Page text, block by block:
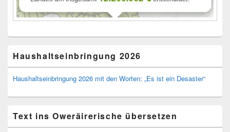
Haushaltseinbringung 2026
Haushaltseinbringung 2026 mit den Worten: „Es ist ein Desaster“
Text ins Oweräirerische übersetzen